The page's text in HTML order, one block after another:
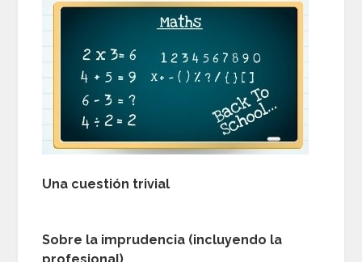
Una cuestión trivial
Sobre la imprudencia (incluyendo la